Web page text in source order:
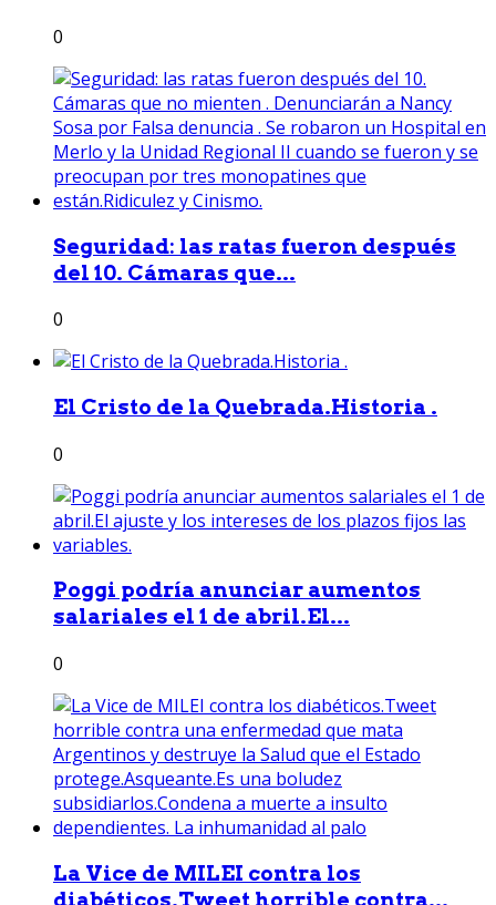
0
Seguridad: las ratas fueron después
del 10. Cámaras que...
0
El Cristo de la Quebrada.Historia .
0
Poggi podría anunciar aumentos
salariales el 1 de abril.El...
0
La Vice de MILEI contra los
diabéticos.Tweet horrible contra...